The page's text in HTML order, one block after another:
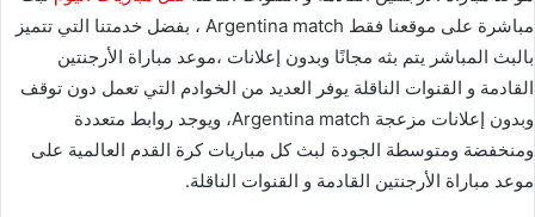
مباشرة على موقعنا فقط Argentina match ، بفضل خدمتنا التي تتميز
بالبث المباشر يتم بثه مجانًا وبدون إعلانات ،موعد مباراة الأرجنتين
القادمة و القنوات الناقلة يوفر العديد من الخوادم التي تعمل دون توقف
وبدون إعلانات مزعجة Argentina match، ويوجد روابط متعددة
ومنخفضة ومتوسطة الجودة لبث كل مباريات كرة القدم العالمية على
موعد مباراة الأرجنتين القادمة و القنوات الناقلة.